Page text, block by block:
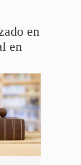
en
en